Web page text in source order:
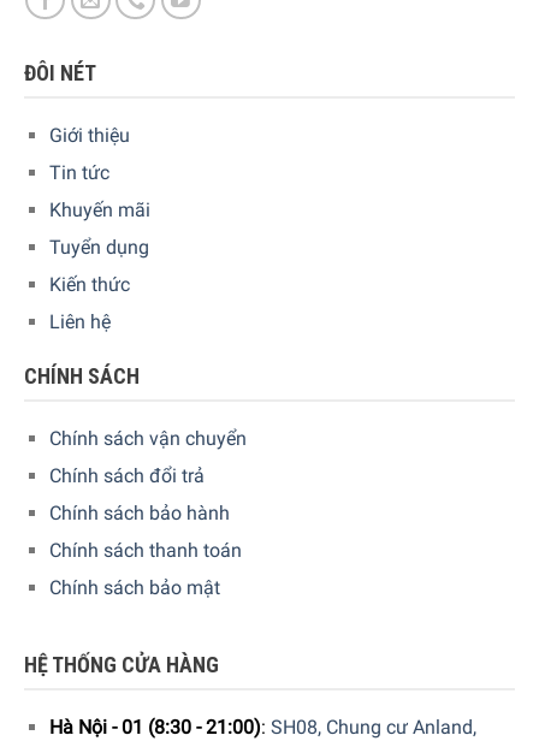
Bình giữ nhiệt Emsa Mambo 1L được thiết kế cùng với một
nắp mở vô cùng tiện lợi được làm từ chất liệu cao cấp giúp
không bị rớt nước ra ngoài. Nắp đóng mở tự động với một
nhấn giúp cho việc mở và đóng dễ dàng hơn.
ĐÔI NÉT
Giới thiệu
Tin tức
Khuyến mãi
Tuyển dụng
Kiến thức
Liên hệ
CHÍNH SÁCH
Chính sách vận chuyển
Chính sách đổi trả
Chính sách bảo hành
Chính sách thanh toán
Chính sách bảo mật
HỆ THỐNG CỬA HÀNG
Hà Nội - 01 (8:30 - 21:00): SH08, Chung cư Anland,